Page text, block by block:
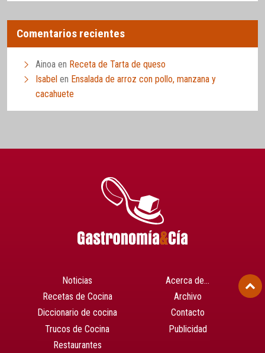
Comentarios recientes
Ainoa en Receta de Tarta de queso
Isabel en Ensalada de arroz con pollo, manzana y
cacahuete
Noticias
Recetas de Cocina
Diccionario de cocina
Trucos de Cocina
Restaurantes
Acerca de…
Archivo
Contacto
Publicidad